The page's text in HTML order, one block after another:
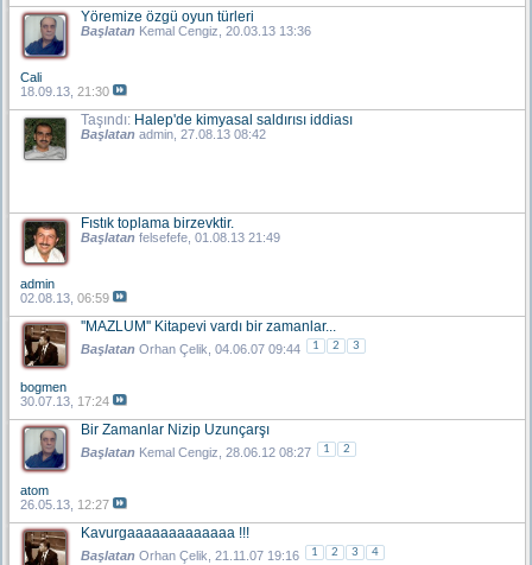
Yöremize özgü oyun türleri
Başlatan Kemal Cengiz , 20.03.13 13:36
Cali
18.09.13, 21:30
Taşındı: Halep'de kimyasal saldırısı iddiası
Başlatan admin , 27.08.13 08:42
Fıstık toplama birzevktir.
Başlatan felsefefe , 01.08.13 21:49
admin
02.08.13, 06:59
''MAZLUM'' Kitapevi vardı bir zamanlar...
Başlatan Orhan Çelik , 04.06.07 09:44 1 2 3
bogmen
30.07.13, 17:24
Bir Zamanlar Nizip Uzunçarşı
Başlatan Kemal Cengiz , 28.06.12 08:27 1 2
atom
26.05.13, 12:27
Kavurgaaaaaaaaaaaaa !!!
Başlatan Orhan Çelik , 21.11.07 19:16 1 2 3 4